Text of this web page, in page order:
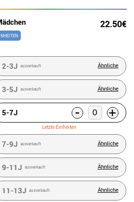
22.50€
2-3J ausverkauft Ähnliche
3-5J ausverkauft Ähnliche
5-7J - +
Letzte Einheiten
7-9J ausverkauft Ähnliche
9-11J ausverkauft Ähnliche
11-13J ausverkauft Ähnliche